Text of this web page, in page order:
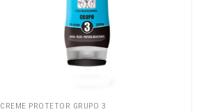
CREME PROTETOR GRUPO 3